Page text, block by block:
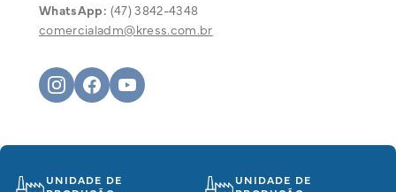
WhatsApp: (47) 3842-4348
comercialadm@kress.com.br
UNIDADE DE
UNIDADE DE